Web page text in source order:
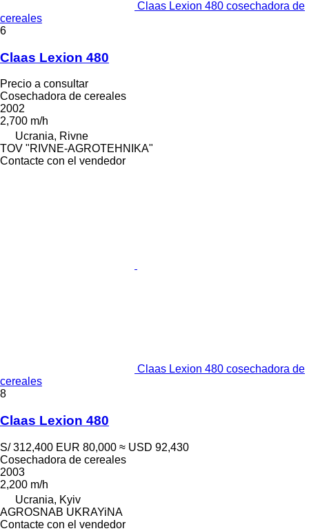
Claas Lexion 480 cosechadora de
cereales
6
Claas Lexion 480
Precio a consultar
Cosechadora de cereales
2002
2,700 m/h
Ucrania, Rivne
TOV "RIVNE-AGROTEHNIKA"
Contacte con el vendedor
Claas Lexion 480 cosechadora de
cereales
8
Claas Lexion 480
S/ 312,400 EUR 80,000 ≈ USD 92,430
Cosechadora de cereales
2003
2,200 m/h
Ucrania, Kyiv
AGROSNAB UKRAYiNA
Contacte con el vendedor